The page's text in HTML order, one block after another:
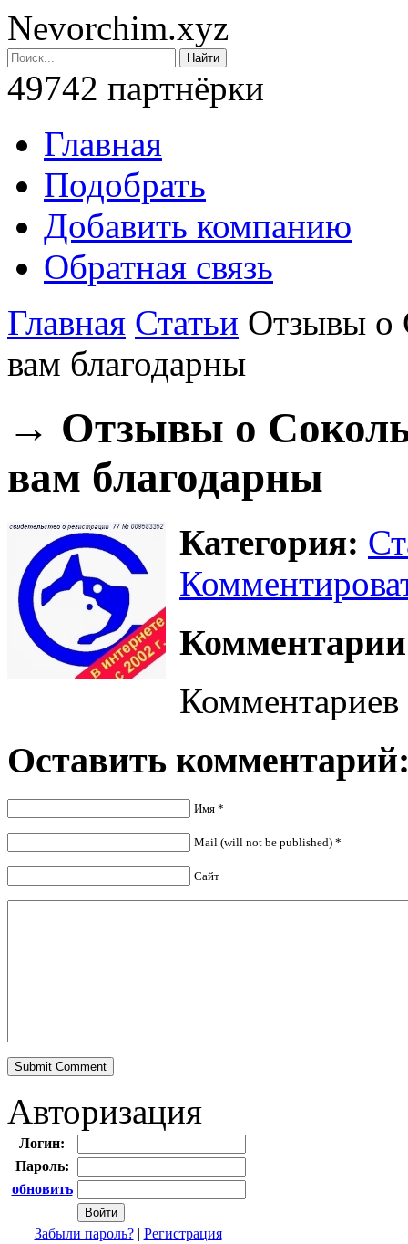
Nevorchim.xyz
49742 партнёрки
Главная
Подобрать
Добавить компанию
Обратная связь
Главная Статьи Отзывы о
вам благодарны
→ Отзывы о
вам благодарны
Категория:
Комментариев
Оставить
Имя *
Mail (will not be published) *
Сайт
Авторизация
Логин:
Пароль:
обновить
Забыли пароль?| Регистрация